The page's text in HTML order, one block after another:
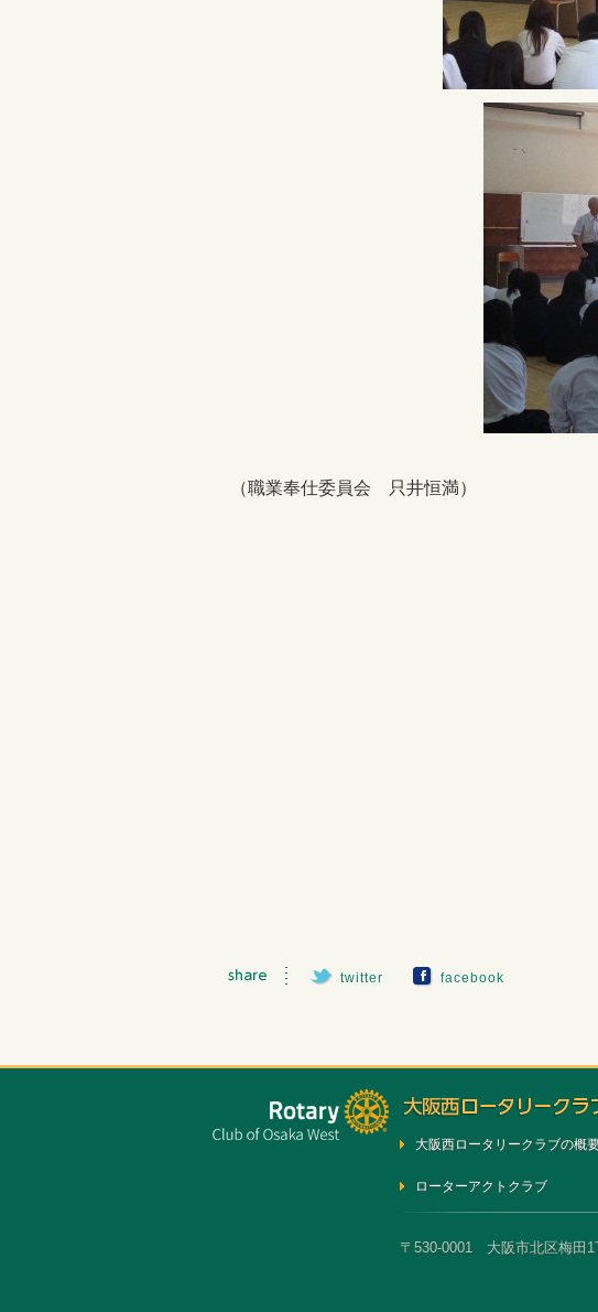
（職業奉仕委員会 只井恒満）
twitter facebook
大阪西ロータリークラブの概
ローターアクトクラブ
〒530-0001 大阪市北区梅田